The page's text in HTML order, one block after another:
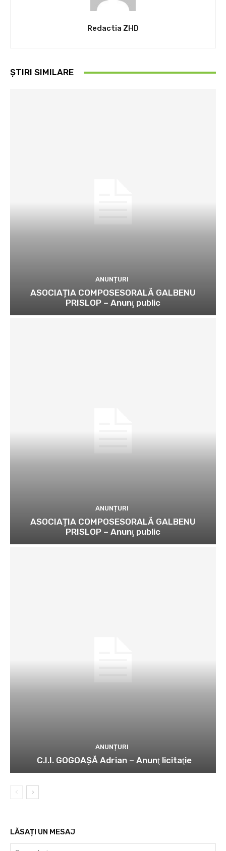
Redactia ZHD
ȘTIRI SIMILARE
ANUNȚURI
ASOCIAȚIA COMPOSESORALĂ GALBENU
PRISLOP – Anunţ public
ANUNȚURI
ASOCIAȚIA COMPOSESORALĂ GALBENU
PRISLOP – Anunţ public
ANUNȚURI
C.I.I. GOGOAŞĂ Adrian – Anunţ licitaţie
LĂSAȚI UN MESAJ